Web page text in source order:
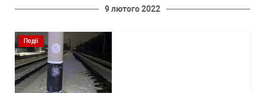
9 лютого 2022
Події